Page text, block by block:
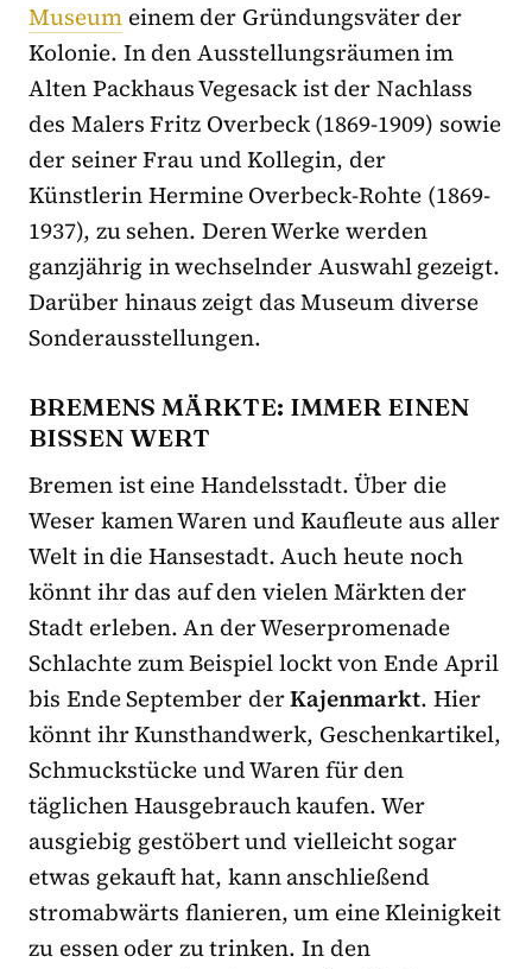
Museum einem der Gründungsväter der
Kolonie. In den Ausstellungsräumen im
Alten Packhaus Vegesack ist der Nachlass
des Malers Fritz Overbeck (1869-1909) sowie
der seiner Frau und Kollegin, der
Künstlerin Hermine Overbeck-Rohte (1869-
1937), zu sehen. Deren Werke werden
ganzjährig in wechselnder Auswahl gezeigt.
Darüber hinaus zeigt das Museum diverse
Sonderausstellungen.
BREMENS MÄRKTE: IMMER EINEN
BISSEN WERT
Bremen ist eine Handelsstadt. Über die
Weser kamen Waren und Kaufleute aus aller
Welt in die Hansestadt. Auch heute noch
könnt ihr das auf den vielen Märkten der
Stadt erleben. An der Weserpromenade
Schlachte zum Beispiel lockt von Ende April
bis Ende September derKajenmarkt. Hier
könnt ihr Kunsthandwerk, Geschenkartikel,
Schmuckstücke und Waren für den
täglichen Hausgebrauch kaufen. Wer
ausgiebig gestöbert und vielleicht sogar
etwas gekauft hat, kann anschließend
stromabwärts flanieren, um eine Kleinigkeit
zu essen oder zu trinken. In den